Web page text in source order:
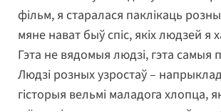
фільм, я старалася паклікаць
мяне нават быў спіс, якіх людзей я
Гэта не вядомыя людзі, гэта самыя
Людзі розных узростаў –
гісторыя вельмі маладога хлопца,